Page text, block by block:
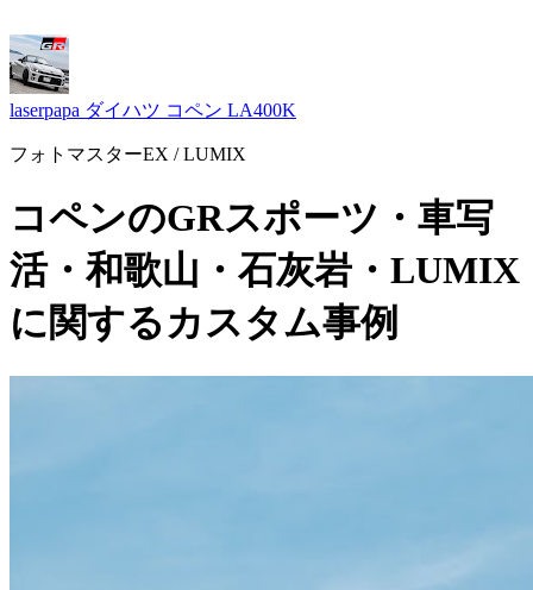
laserpapa ダイハツ コペン LA400K
フォトマスターEX / LUMIX
コペンのGRスポーツ・車写
活・和歌山・石灰岩・LUMIX
に関するカスタム事例